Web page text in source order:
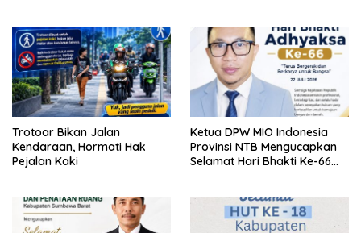
Trotoar Bikan Jalan
Kendaraan, Hormati Hak
Pejalan Kaki
Ketua DPW MIO Indonesia
Provinsi NTB Mengucapkan
Selamat Hari Bhakti Ke-66